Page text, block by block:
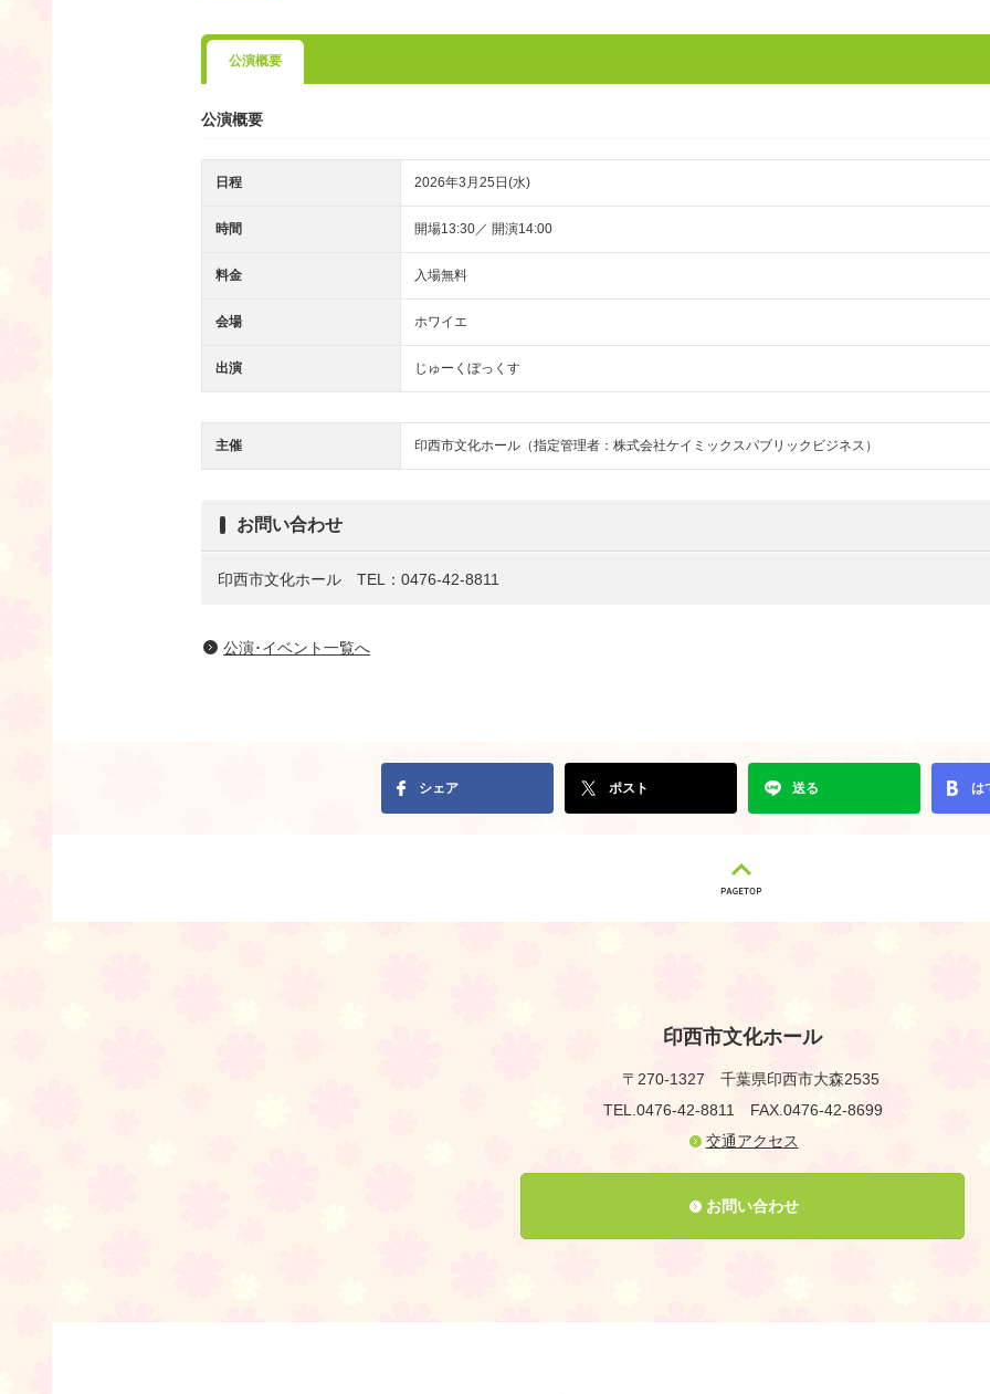
公演概要
公演概要
日程 2026年3月25日(水)
時間 開場13:30／ 開演14:00
料金 入場無料
会場 ホワイエ
出演 じゅーくぼっくす
主催 印西市文化ホール（指定管理者：株式会社ケイミックスパブリックビジネス）
お問い合わせ
印西市文化ホール TEL：0476-42-8811
公演･イベント一覧へ
シェア ポスト 送る は
印西市文化ホール
〒270-1327 千葉県印西市大森2535
TEL.0476-42-8811 FAX.0476-42-8699
交通アクセス
お問い合わせ